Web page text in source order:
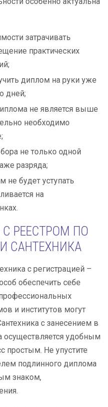
затрачивать
практических
диплом на руки уже
дней;
не является выше
необходимо
не только одной
разряда;
не будет уступать
на
РЕЕСТРОМ ПО
САНТЕХНИКА
с регистрацией –
обеспечить себе
и институтов могут
с занесением в
осуществляется удобным
простым. Не упустите
подлинного диплома
знаком,